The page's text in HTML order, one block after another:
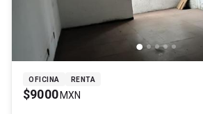
OFICINA RENTA
$9000 MXN